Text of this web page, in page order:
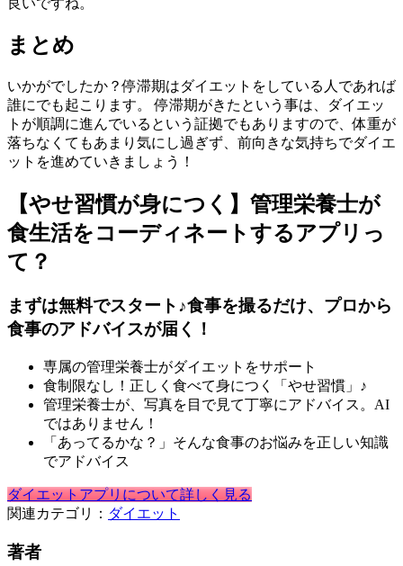
まとめ
いかがでしたか？停滞期はダイエットをしている人であれば
誰にでも起こります。 停滞期がきたという事は、ダイエッ
トが順調に進んでいるという証拠でもありますので、体重が
落ちなくてもあまり気にし過ぎず、前向きな気持ちでダイエ
ットを進めていきましょう！
【やせ習慣が身につく】管理栄養士が
食生活をコーディネートするアプリっ
て？
まずは無料でスタート♪食事を撮るだけ、プロから
食事のアドバイスが届く！
専属の管理栄養士がダイエットをサポート
食制限なし！正しく食べて身につく「やせ習慣」♪
管理栄養士が、写真を目で見て丁寧にアドバイス。AI
ではありません！
「あってるかな？」そんな食事のお悩みを正しい知識
でアドバイス
ダイエットアプリについて詳しく見る
関連カテゴリ： ダイエット
著者